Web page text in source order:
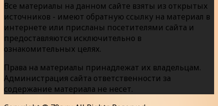
Все материалы на данном сайте взяты из открытых
источников - имеют обратную ссылку на материал в
интернете или присланы посетителями сайта и
предоставляются исключительно в
ознакомительных целях.
Права на материалы принадлежат их владельцам.
Администрация сайта ответственности за
содержание материала не несет.